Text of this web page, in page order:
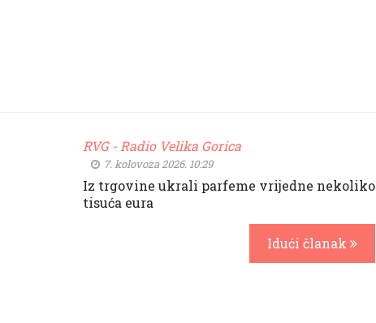
RVG - Radio Velika Gorica
7. kolovoza 2026. 10:29
Iz trgovine ukrali parfeme vrijedne nekoliko
tisuća eura
Idući članak